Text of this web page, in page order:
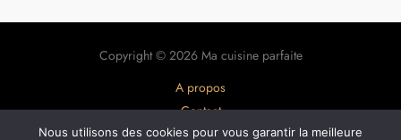
Copyright © 2026 Ma cuisine parfaite
A propos
Contact
Plan du site
Nous utilisons des cookies pour vous garantir la meilleure